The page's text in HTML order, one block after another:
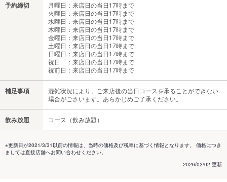
予約締切
月曜日：来店日の当日17時まで
火曜日：来店日の当日17時まで
水曜日：来店日の当日17時まで
木曜日：来店日の当日17時まで
金曜日：来店日の当日17時まで
土曜日：来店日の当日17時まで
日曜日：来店日の当日17時まで
祝日 ：来店日の当日17時まで
祝前日：来店日の当日17時まで
補足事項
混雑状況により、ご来店後の当日コースを承ることができない
場合がごさいます。あらかじめご了承ください。
飲み放題 コース（飲み放題）
※更新日が2021/3/31以前の情報は、当時の価格及び税率に基づく情報となります。 価格につき
ましては直接店舗へお問い合わせください。
2026/02/02 更新